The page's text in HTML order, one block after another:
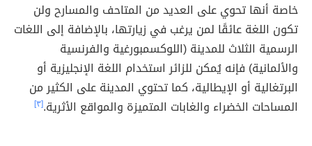
خاصة أنها تحوي على العديد من المتاحف والمسارح ولن
تكون اللغة عائقًا لمن يرغب في زيارتها، بالإضافة إلى اللغات
الرسمية الثلاث للمدينة (اللوكسمبورغية والفرنسية
والألمانية) فإنه يُمكن للزائر استخدام اللغة الإنجليزية أو
البرتغالية أو الإيطالية، كما تحتوي المدينة على الكثير من
المساحات الخضراء والغابات المتميزة والمواقع الأثرية.[٣]